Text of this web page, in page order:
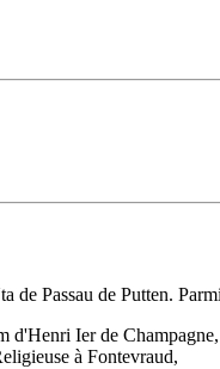
Passau de Putten.
d'Henri Ier de Champagne,
à Fontevraud,